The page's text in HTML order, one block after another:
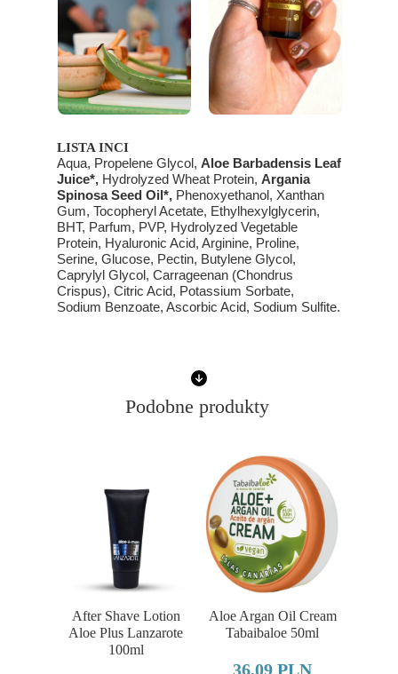
LISTA INCI
Aqua, Propelene Glycol, Aloe Barbadensis Leaf
Juice*, Hydrolyzed Wheat Protein, Argania
Spinosa Seed Oil*, Phenoxyethanol, Xanthan
Gum, Tocopheryl Acetate, Ethylhexylglycerin,
BHT, Parfum, PVP, Hydrolyzed Vegetable
Protein, Hyaluronic Acid, Arginine, Proline,
Serine, Glucose, Pectin, Butylene Glycol,
Caprylyl Glycol, Carrageenan (Chondrus
Crispus), Citric Acid, Potassium Sorbate,
Sodium Benzoate, Ascorbic Acid, Sodium Sulfite.
Podobne produkty
After Shave Lotion
Aloe Plus Lanzarote
100ml
Aloe Argan Oil Cream
Tabaibaloe 50ml
36,09 PLN